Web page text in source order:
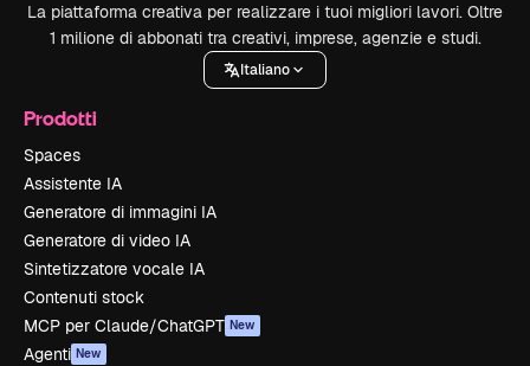
La piattaforma creativa per realizzare i tuoi migliori lavori. Oltre
1 milione di abbonati tra creativi, imprese, agenzie e studi.
Italiano
Prodotti
Spaces
Assistente IA
Generatore di immagini IA
Generatore di video IA
Sintetizzatore vocale IA
Contenuti stock
MCP per Claude/ChatGPT New
Agenti New